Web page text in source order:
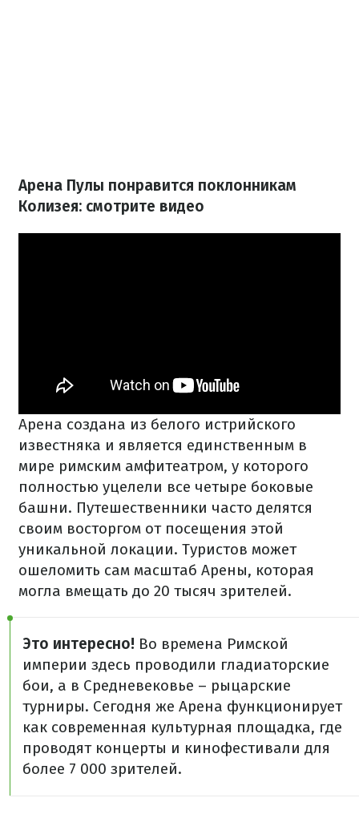
Арена Пулы понравится поклонникам
Колизея: смотрите видео
Арена создана из белого истрийского
известняка и является единственным в
мире римским амфитеатром, у которого
полностью уцелели все четыре боковые
башни. Путешественники часто делятся
своим восторгом от посещения этой
уникальной локации. Туристов может
ошеломить сам масштаб Арены, которая
могла вмещать до 20 тысяч зрителей.
Это интересно! Во времена Римской
империи здесь проводили гладиаторские
бои, а в Средневековье – рыцарские
турниры. Сегодня же Арена функционирует
как современная культурная площадка, где
проводят концерты и кинофестивали для
более 7 000 зрителей.